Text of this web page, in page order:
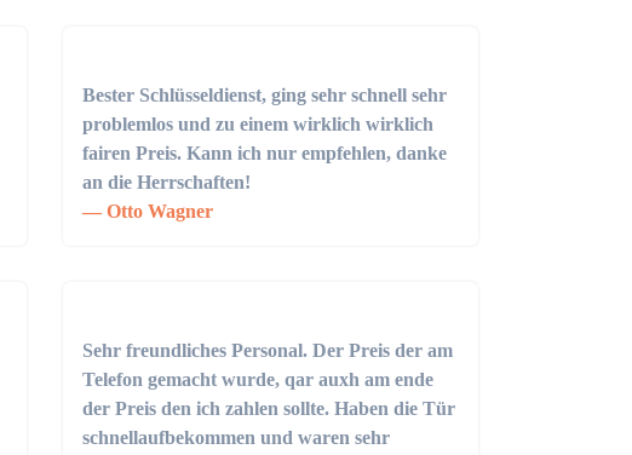
Bester Schlüsseldienst, ging sehr schnell sehr
problemlos und zu einem wirklich wirklich
fairen Preis. Kann ich nur empfehlen, danke
an die Herrschaften!
Otto Wagner
Sehr freundliches Personal. Der Preis der am
Telefon gemacht wurde, qar auxh am ende
der Preis den ich zahlen sollte. Haben die Tür
schnellaufbekommen und waren sehr